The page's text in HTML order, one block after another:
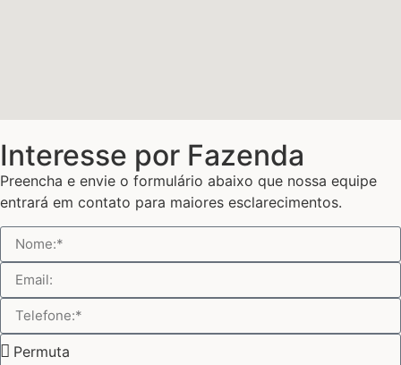
Interesse por Fazenda
Preencha e envie o formulário abaixo que nossa equipe
entrará em contato para maiores esclarecimentos.